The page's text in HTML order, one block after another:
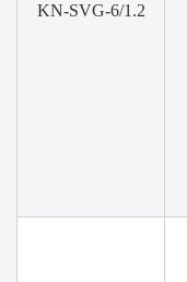
KN-SVG-6/1.2